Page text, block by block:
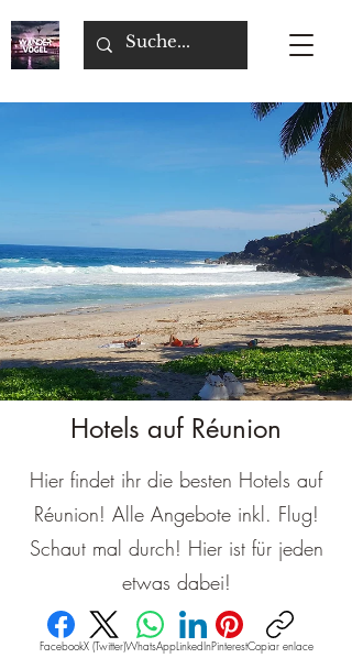
Hotels auf Réunion
Hier findet ihr die besten Hotels auf
Réunion! Alle Angebote inkl. Flug!
Schaut mal durch! Hier ist für jeden
etwas dabei!
FacebookX (Twitter)WhatsAppLinkedInPinterestCopiar enlace